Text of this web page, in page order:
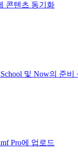
콘텐츠 동기화
및 Now의 준
Pro에 업로드